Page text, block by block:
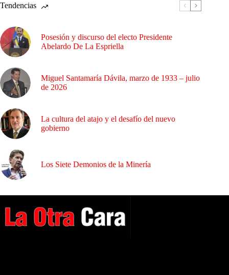
Tendencias
Posesión y discurso del electo Presidente
Abelardo De La Espriella
Miguel Santamaría Dávila, marzo de 1933 – julio
de 2026
La cultura del atajo y el desafío del nuevo
gobierno
Los Siete Demonios de la Minería